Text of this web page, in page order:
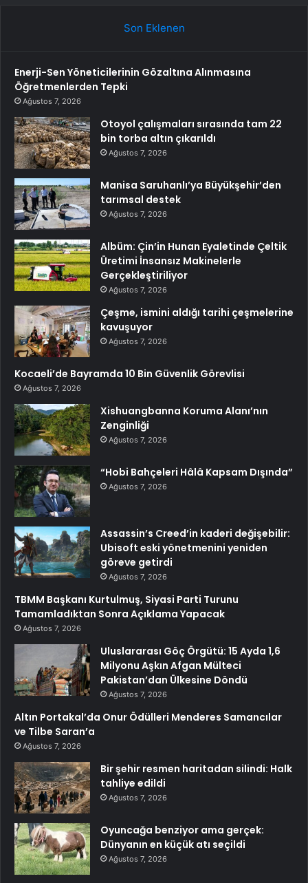
Son Eklenen
Enerji-Sen Yöneticilerinin Gözaltına Alınmasına
Öğretmenlerden Tepki
Ağustos 7, 2026
Otoyol çalışmaları sırasında tam 22
bin torba altın çıkarıldı
Ağustos 7, 2026
Manisa Saruhanlı’ya Büyükşehir’den
tarımsal destek
Ağustos 7, 2026
Albüm: Çin’in Hunan Eyaletinde Çeltik
Üretimi İnsansız Makinelerle
Gerçekleştiriliyor
Ağustos 7, 2026
Çeşme, ismini aldığı tarihi çeşmelerine
kavuşuyor
Ağustos 7, 2026
Kocaeli’de Bayramda 10 Bin Güvenlik Görevlisi
Ağustos 7, 2026
Xishuangbanna Koruma Alanı’nın
Zenginliği
Ağustos 7, 2026
“Hobi Bahçeleri Hâlâ Kapsam Dışında”
Ağustos 7, 2026
Assassin’s Creed’in kaderi değişebilir:
Ubisoft eski yönetmenini yeniden
göreve getirdi
Ağustos 7, 2026
TBMM Başkanı Kurtulmuş, Siyasi Parti Turunu
Tamamladıktan Sonra Açıklama Yapacak
Ağustos 7, 2026
Uluslararası Göç Örgütü: 15 Ayda 1,6
Milyonu Aşkın Afgan Mülteci
Pakistan’dan Ülkesine Döndü
Ağustos 7, 2026
Altın Portakal’da Onur Ödülleri Menderes Samancılar
ve Tilbe Saran’a
Ağustos 7, 2026
Bir şehir resmen haritadan silindi: Halk
tahliye edildi
Ağustos 7, 2026
Oyuncağa benziyor ama gerçek:
Dünyanın en küçük atı seçildi
Ağustos 7, 2026